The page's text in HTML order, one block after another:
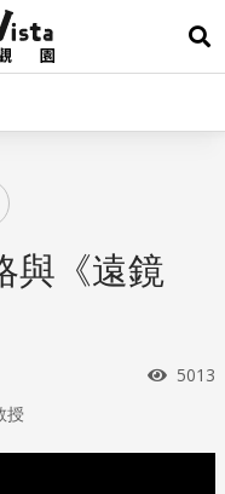
展
與《遠鏡
瀏覽
5013
授